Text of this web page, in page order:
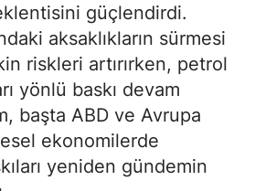
güçlendirdi.
aksaklıkların sürmesi
riskleri artırırken, petrol
yönlü baskı devam
başta ABD ve Avrupa
ekonomilerde
yeniden gündemin